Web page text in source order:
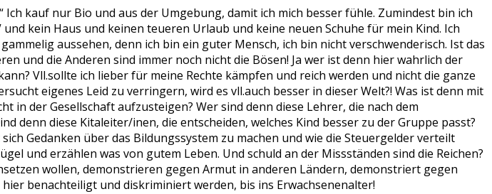
kauf nur Bio und aus der Umgebung, damit ich mich besser fühle. Zumindest bin ich
kein Haus und keinen teueren Urlaub und keine neuen Schuhe für mein Kind. Ich
aussehen, denn ich bin ein guter Mensch, ich bin nicht verschwenderisch. Ist das
und die Anderen sind immer noch nicht die Bösen! Ja wer ist denn hier wahrlich der
Vll.sollte ich lieber für meine Rechte kämpfen und reich werden und nicht die ganze
eigenes Leid zu verringern, wird es vll.auch besser in dieser Welt?! Was ist denn mit
in der Gesellschaft aufzusteigen? Wer sind denn diese Lehrer, die nach dem
denn diese Kitaleiter/inen, die entscheiden, welches Kind besser zu der Gruppe passt?
Gedanken über das Bildungssystem zu machen und wie die Steuergelder verteilt
und erzählen was von gutem Leben. Und schuld an der Missständen sind die Reichen?
wollen, demonstrieren gegen Armut in anderen Ländern, demonstriert gegen
benachteiligt und diskriminiert werden, bis ins Erwachsenenalter!